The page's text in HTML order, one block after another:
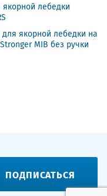
якорной лебедки
якорной лебедки на
MIB без ручки
ПОДПИСАТЬСЯ